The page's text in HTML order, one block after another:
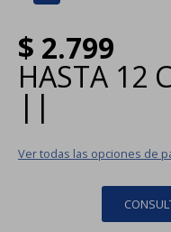
$ 2.799
HASTA 12
| |
Ver todas las opciones de